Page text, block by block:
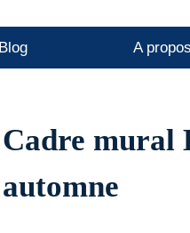
Blog A propos
Cadre mural
automne